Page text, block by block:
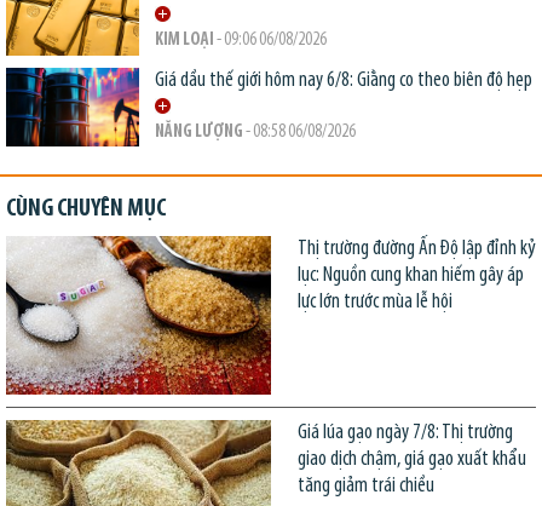
KIM LOẠI - 09:06 06/08/2026
Giá dầu thế giới hôm nay 6/8: Giằng co theo biên độ hẹp
NĂNG LƯỢNG - 08:58 06/08/2026
CÙNG CHUYÊN MỤC
Thị trường đường Ấn Độ lập đỉnh kỷ
lục: Nguồn cung khan hiếm gây áp
lực lớn trước mùa lễ hội
Giá lúa gạo ngày 7/8: Thị trường
giao dịch chậm, giá gạo xuất khẩu
tăng giảm trái chiều